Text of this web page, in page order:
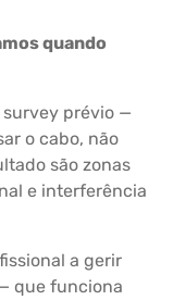
quando
survey prévio —
o cabo, não
são zonas
e interferência
a gerir
que funciona